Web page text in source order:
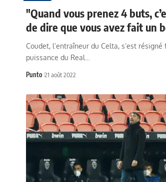
"Quand vous prenez 4 buts,
de dire que vous avez fait un
Coudet, l’entraîneur du Celta, s’est résigné
puissance du Real…
Punto 21 août 2022